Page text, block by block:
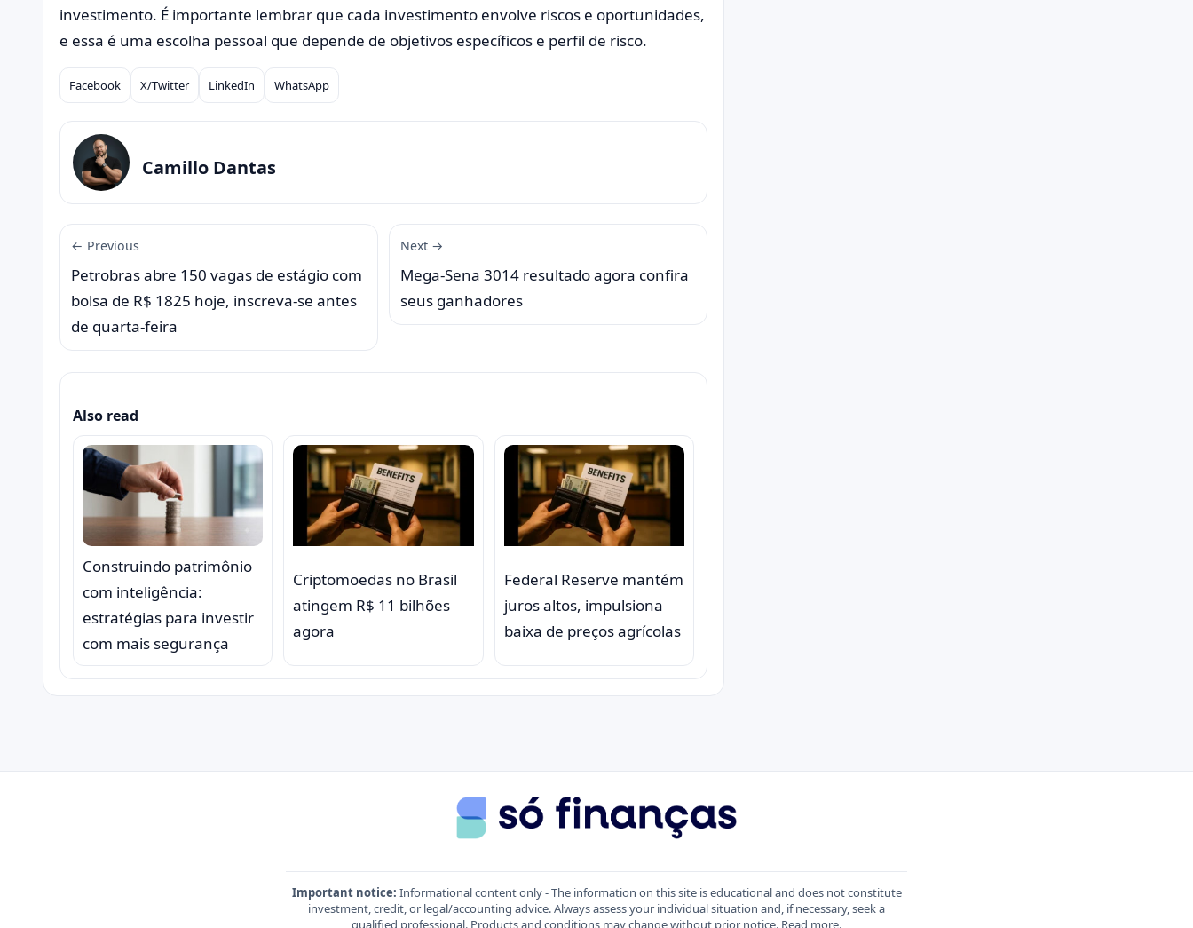
investimento. É importante lembrar que cada investimento envolve riscos e oportunidades,
e essa é uma escolha pessoal que depende de objetivos específicos e perfil de risco.
Compartilhar
Facebook X/Twitter LinkedIn WhatsApp
Camillo Dantas
← Previous
Petrobras abre 150 vagas de estágio com
bolsa de R$ 1825 hoje, inscreva-se antes
de quarta-feira
Next →
Mega-Sena 3014 resultado agora confira
seus ganhadores
Also read
Construindo patrimônio
com inteligência:
estratégias para investir
com mais segurança
Criptomoedas no Brasil
atingem R$ 11 bilhões
agora
Federal Reserve mantém
juros altos, impulsiona
baixa de preços agrícolas
Important notice: Informational content only - The information on this site is educational and does not constitute
investment, credit, or legal/accounting advice. Always assess your individual situation and, if necessary, seek a
qualified professional. Products and conditions may change without prior notice. Read more.